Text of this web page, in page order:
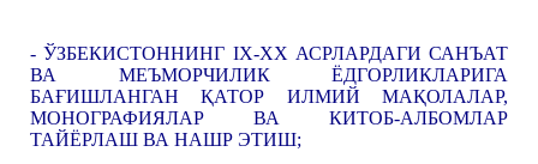
- ЎЗБЕКИСТОННИНГ IX-XX АСРЛАРДАГИ САНЪАТ
ВА МЕЪМОРЧИЛИК ЁДГОРЛИКЛАРИГА
БАҒИШЛАНГАН ҚАТОР ИЛМИЙ МАҚОЛАЛАР,
МОНОГРАФИЯЛАР ВА КИТОБ-АЛБОМЛАР
ТАЙЁРЛАШ ВА НАШР ЭТИШ;